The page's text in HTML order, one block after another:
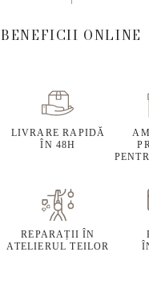
BENEFICII ONLINE
LIVRARE RAPIDĂ
ÎN 48H
REPARAȚII ÎN
ATELIERUL TEILOR